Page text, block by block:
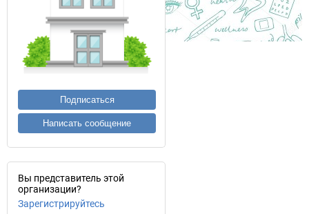
Подписаться
Написать сообщение
Вы представитель этой
организации?
Зарегистрируйтесь